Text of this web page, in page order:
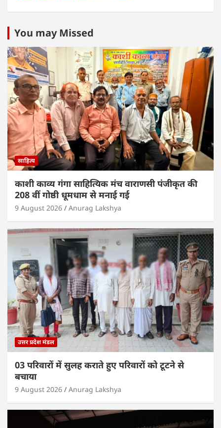
s
A
p
p
e
b
o
o
k
er e
dI
n
You may Missed
साहित्य
काशी काव्य गंगा साहित्यिक मंच वाराणसी पंजीकृत की
208 वीं गोष्ठी धूमधाम से मनाई गई
9 August 2026 Anurag Lakshya
उत्तर प्रदेश मंडल
03 परिवारों में सुलह कराते हुए परिवारों को टूटने से
बचाया
9 August 2026 Anurag Lakshya